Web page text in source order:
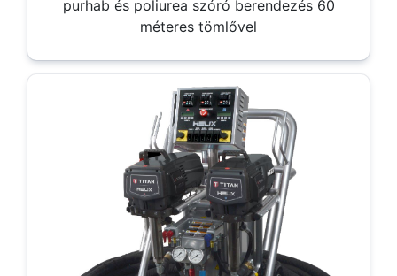
purhab és poliurea szóró berendezés 60
méteres tömlővel